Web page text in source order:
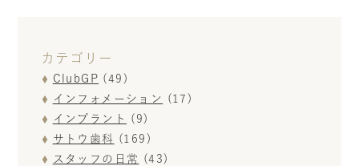
カテゴリー
ClubGP (49)
インフォメーション
(17)
インプラント
(9)
サトウ歯科 (169)
スタッフの日常
(43)